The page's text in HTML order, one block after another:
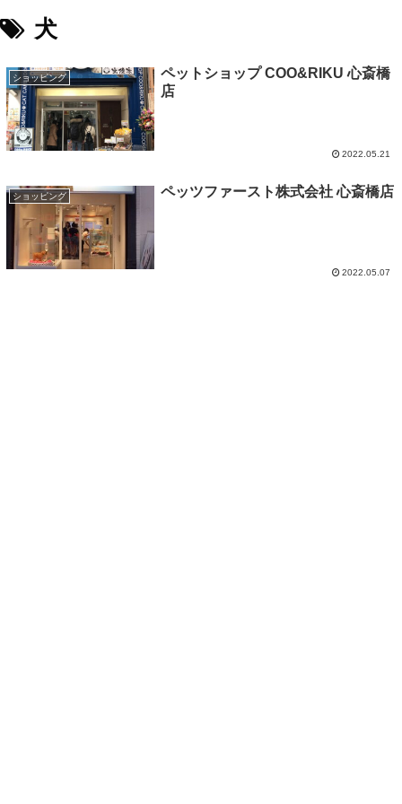
犬
ショッピング
ペットショップ COO&RIKU 心斎橋
店
2022.05.21
ショッピング ペッツファースト株式会社 心斎橋店
2022.05.07